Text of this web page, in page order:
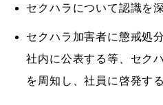
セクハラについて認識を
セクハラ加害者に懲戒処
社内に公表する等、セク
を周知し、社員に啓発する